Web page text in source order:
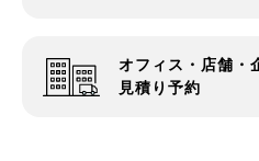
オフィス・店舗・
見積り予約